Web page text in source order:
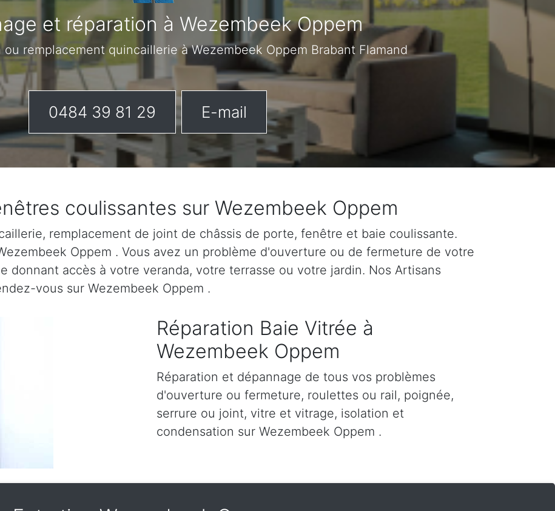
et réparation à Wezembeek Oppem
remplacement quincaillerie à Wezembeek Oppem Brabant Flamand
0484 39 81 29 E-mail
coulissantes sur Wezembeek Oppem
remplacement de joint de châssis de porte, fenêtre et baie coulissante.
Oppem . Vous avez un problème d'ouverture ou de fermeture de votre
donnant accès à votre veranda, votre terrasse ou votre jardin. Nos Artisans
vous sur Wezembeek Oppem .
Réparation Baie Vitrée à
Wezembeek Oppem
Réparation et dépannage de tous vos problèmes
d'ouverture ou fermeture, roulettes ou rail, poignée,
serrure ou joint, vitre et vitrage, isolation et
condensation sur Wezembeek Oppem .